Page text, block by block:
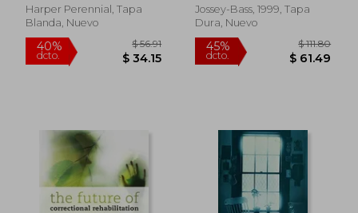
Harper Perennial, Tapa
Blanda, Nuevo
Jossey-Bass, 1999, Tapa
Dura, Nuevo